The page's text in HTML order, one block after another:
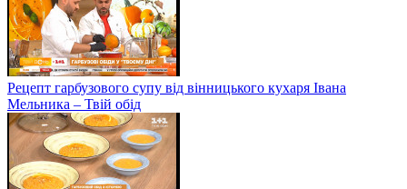
Рецепт гарбузового супу від вінницького кухаря Івана
Мельника – Твій обід